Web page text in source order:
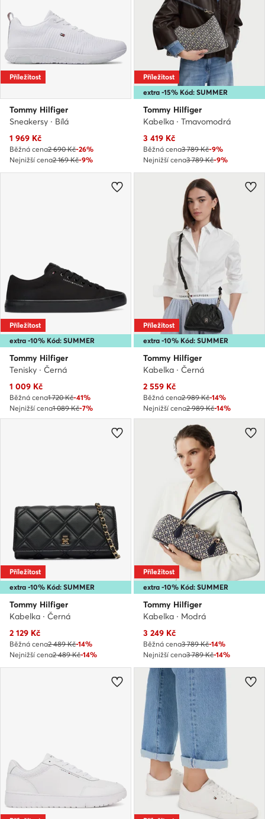
Příležitost
Tommy Hilfiger
Sneakersy · Bílá
Aktuální cena
1 969 Kč
Běžná cena2 690 Kč-26%
Nejnižší cena2 169 Kč-9%
extra -15% Kód: SUMMER
Příležitost
Tommy Hilfiger
Kabelka · Tmavomodrá
Aktuální cena
3 419 Kč
Běžná cena3 789 Kč-9%
Nejnižší cena3 789 Kč-9%
extra -10% Kód: SUMMER
Příležitost
Tommy Hilfiger
Tenisky · Černá
Aktuální cena
1 009 Kč
Běžná cena1 720 Kč-41%
Nejnižší cena1 089 Kč-7%
extra -10% Kód: SUMMER
Příležitost
Tommy Hilfiger
Kabelka · Černá
Aktuální cena
2 559 Kč
Běžná cena2 989 Kč-14%
Nejnižší cena2 989 Kč-14%
extra -10% Kód: SUMMER
Příležitost
Tommy Hilfiger
Kabelka · Černá
Aktuální cena
2 129 Kč
Běžná cena2 489 Kč-14%
Nejnižší cena2 489 Kč-14%
extra -10% Kód: SUMMER
Příležitost
Tommy Hilfiger
Kabelka · Modrá
Aktuální cena
3 249 Kč
Běžná cena3 789 Kč-14%
Nejnižší cena3 789 Kč-14%